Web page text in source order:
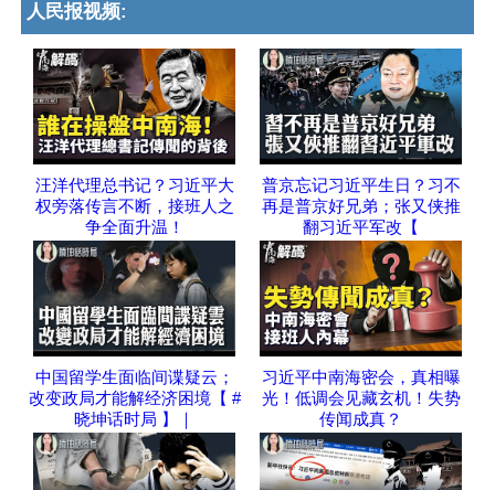
人民报视频:
汪洋代理总书记？习近平大
权旁落传言不断，接班人之
争全面升温！
普京忘记习近平生日？习不
再是普京好兄弟；张又侠推
翻习近平军改【
中国留学生面临间谍疑云；
改变政局才能解经济困境【 #
晓坤话时局 】｜
习近平中南海密会，真相曝
光！低调会见藏玄机！失势
传闻成真？